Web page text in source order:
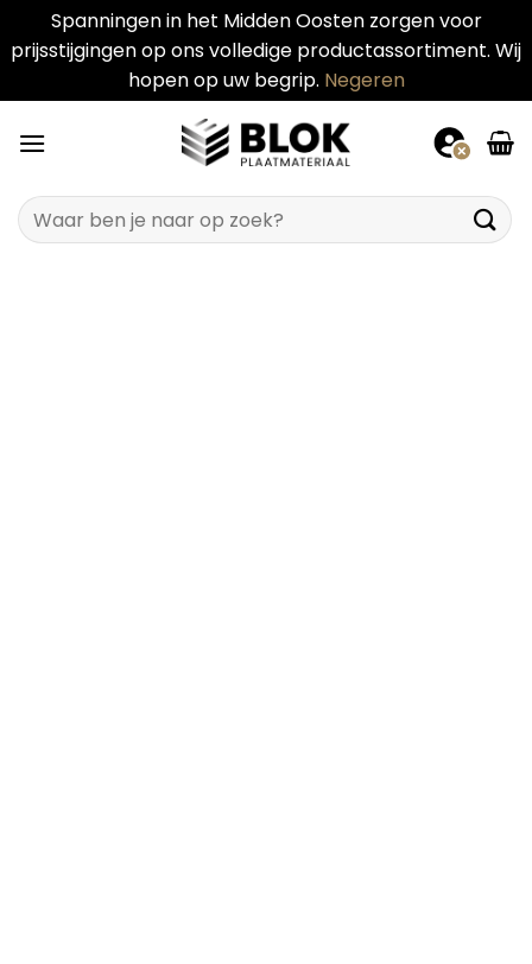
Spanningen in het Midden Oosten zorgen voor
prijsstijgingen op ons volledige productassortiment. Wij
hopen op uw begrip. Negeren
naar
Zoeken
naar: